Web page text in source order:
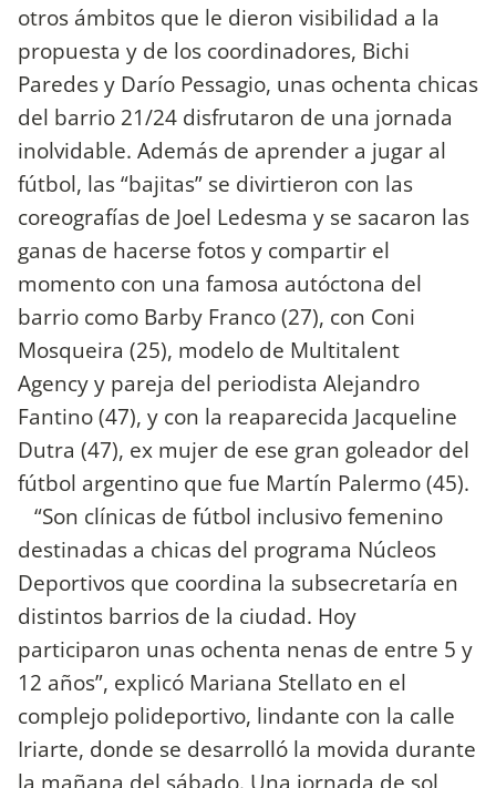
otros ámbitos que le dieron visibilidad a la
propuesta y de los coordinadores, Bichi
Paredes y Darío Pessagio, unas ochenta chicas
del barrio 21/24 disfrutaron de una jornada
inolvidable. Además de aprender a jugar al
fútbol, las “bajitas” se divirtieron con las
coreografías de Joel Ledesma y se sacaron las
ganas de hacerse fotos y compartir el
momento con una famosa autóctona del
barrio como Barby Franco (27), con Coni
Mosqueira (25), modelo de Multitalent
Agency y pareja del periodista Alejandro
Fantino (47), y con la reaparecida Jacqueline
Dutra (47), ex mujer de ese gran goleador del
fútbol argentino que fue Martín Palermo (45).
“Son clínicas de fútbol inclusivo femenino
destinadas a chicas del programa Núcleos
Deportivos que coordina la subsecretaría en
distintos barrios de la ciudad. Hoy
participaron unas ochenta nenas de entre 5 y
12 años”, explicó Mariana Stellato en el
complejo polideportivo, lindante con la calle
Iriarte, donde se desarrolló la movida durante
la mañana del sábado. Una jornada de sol